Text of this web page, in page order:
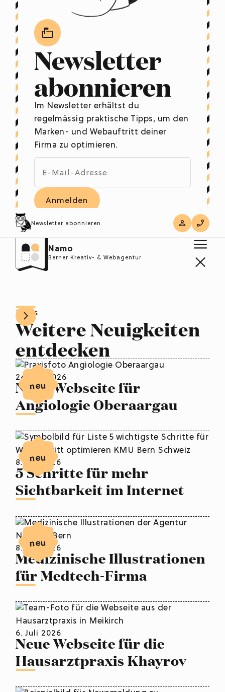
Newsletter abonnieren
Namo
Berner Kreativ- & Webagentur
Newsletter
abonnieren
Im Newsletter erhältst du
regelmässig praktische Tipps, um den
Marken- und Webauftritt deiner
Firma zu optimieren.
Informationen zum
News
Weitere Neuigkeiten
entdecken
24. Juli 2026
Neue Webseite für
Angiologie Oberaargau
neu
8. Juli 2026
5 Schritte für mehr
Sichtbarkeit im Internet
neu
8. Juli 2026
Medizinische Illustrationen
für Medtech-Firma
neu
6. Juli 2026
Neue Webseite für die
Hausarztpraxis Khayrov